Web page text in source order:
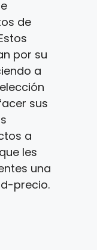
de
por su
a
sus
a
les
una
precio.